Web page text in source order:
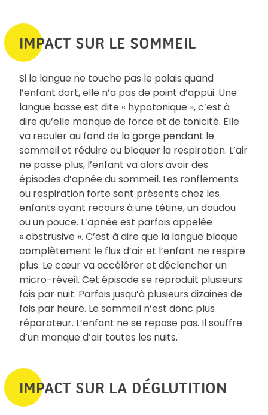
IMPACT SUR LE SOMMEIL
Si la langue ne touche pas le palais quand
l’enfant dort, elle n’a pas de point d’appui. Une
langue basse est dite « hypotonique », c’est à
dire qu’elle manque de force et de tonicité. Elle
va reculer au fond de la gorge pendant le
sommeil et réduire ou bloquer la respiration. L’air
ne passe plus, l’enfant va alors avoir des
épisodes d’apnée du sommeil. Les ronflements
ou respiration forte sont présents chez les
enfants ayant recours à une tétine, un doudou
ou un pouce. L’apnée est parfois appelée
« obstrusive ». C’est à dire que la langue bloque
complètement le flux d’air et l’enfant ne respire
plus. Le cœur va accélérer et déclencher un
micro-réveil. Cet épisode se reproduit plusieurs
fois par nuit. Parfois jusqu’à plusieurs dizaines de
fois par heure. Le sommeil n’est donc plus
réparateur. L’enfant ne se repose pas. Il souffre
d’un manque d’air toutes les nuits.
IMPACT SUR LA DÉGLUTITION